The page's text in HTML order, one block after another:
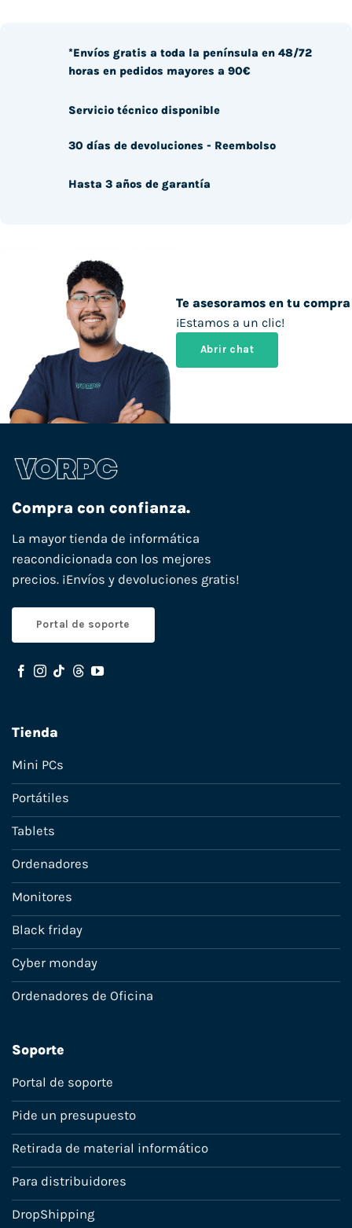
Te asesoramos en tu compra
¡Estamos a un clic!
Abrir chat
*Envíos gratis a toda la península en 48/72
horas en pedidos mayores a 90€
Servicio técnico disponible
30 días de devoluciones - Reembolso
Hasta 3 años de garantía
Compra con confianza.
La mayor tienda de informática
reacondicionada con los mejores
precios. ¡Envíos y devoluciones gratis!
Portal de soporte
Tienda
Mini PCs
Portátiles
Tablets
Ordenadores
Monitores
Black friday
Cyber monday
Ordenadores de Oficina
Soporte
Portal de soporte
Pide un presupuesto
Retirada de material informático
Para distribuidores
DropShipping